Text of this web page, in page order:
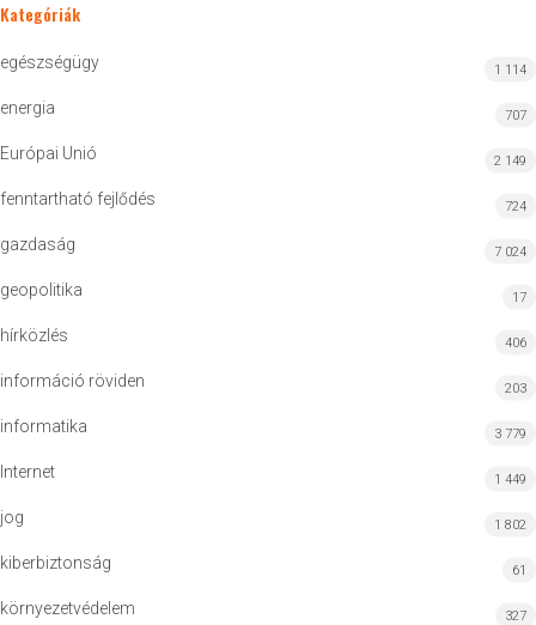
Kategóriák
egészségügy 1 114
energia 707
Európai Unió 2 149
fenntartható fejlődés 724
gazdaság 7 024
geopolitika 17
hírközlés 406
információ röviden 203
informatika 3 779
Internet 1 449
jog 1 802
kiberbiztonság 61
környezetvédelem 327